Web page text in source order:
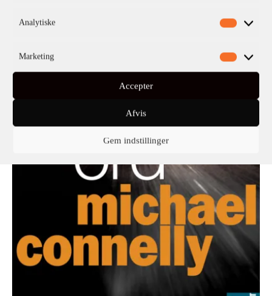
Analytiske
Marketing
Accepter
Afvis
Gem indstillinger